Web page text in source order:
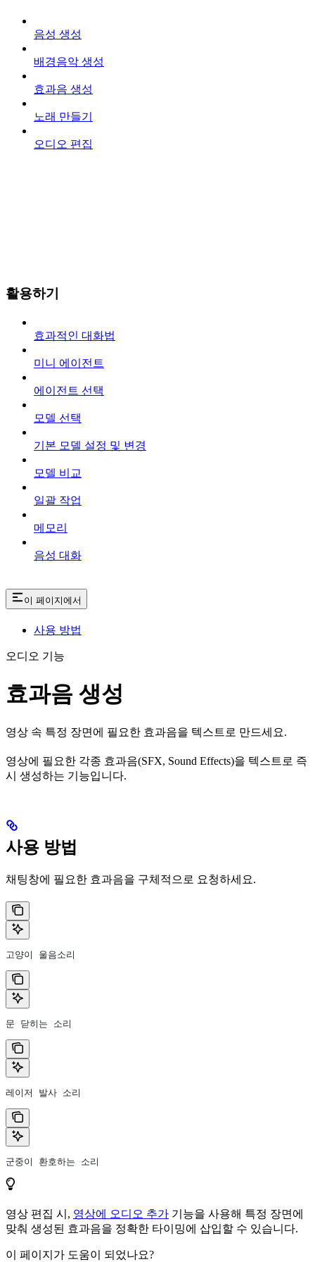
음성 생성
배경음악 생성
효과음 생성
노래 만들기
오디오 편집
활용하기
효과적인 대화법
미니 에이전트
에이전트 선택
모델 선택
기본 모델 설정 및 변경
모델 비교
일괄 작업
메모리
음성 대화
이 페이지에서
사용 방법
오디오 기능
효과음 생성
영상 속 특정 장면에 필요한 효과음을 텍스트로 만드세요.
영상에 필요한 각종 효과음(SFX, Sound Effects)을 텍스트로 즉
시 생성하는 기능입니다.
사용 방법
채팅창에 필요한 효과음을 구체적으로 요청하세요.
고양이 울음소리
문 닫히는 소리
레이저 발사 소리
군중이 환호하는 소리
영상 편집 시, 영상에 오디오 추가 기능을 사용해 특정 장면에
맞춰 생성된 효과음을 정확한 타이밍에 삽입할 수 있습니다.
이 페이지가 도움이 되었나요?